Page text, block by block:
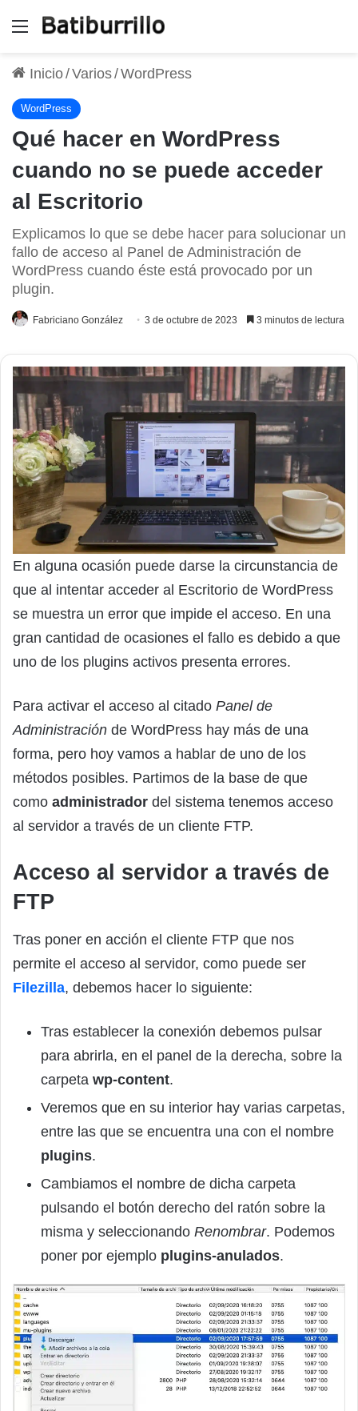
Menú
Inicio/Varios/WordPress
WordPress
Qué hacer en WordPress
cuando no se puede acceder
al Escritorio
Explicamos lo que se debe hacer para solucionar un
fallo de acceso al Panel de Administración de
WordPress cuando éste está provocado por un
plugin.
Fabriciano González 3 de octubre de 2023 3 minutos de lectura
En alguna ocasión puede darse la circunstancia de
que al intentar acceder al Escritorio de WordPress
se muestra un error que impide el acceso. En una
gran cantidad de ocasiones el fallo es debido a que
uno de los plugins activos presenta errores.
Para activar el acceso al citado Panel de
Administración de WordPress hay más de una
forma, pero hoy vamos a hablar de uno de los
métodos posibles. Partimos de la base de que
como administrador del sistema tenemos acceso
al servidor a través de un cliente FTP.
Acceso al servidor a través de
FTP
Tras poner en acción el cliente FTP que nos
permite el acceso al servidor, como puede ser
Filezilla, debemos hacer lo siguiente:
Tras establecer la conexión debemos pulsar
para abrirla, en el panel de la derecha, sobre la
carpeta wp-content.
Veremos que en su interior hay varias carpetas,
entre las que se encuentra una con el nombre
plugins.
Cambiamos el nombre de dicha carpeta
pulsando el botón derecho del ratón sobre la
misma y seleccionando Renombrar. Podemos
poner por ejemplo plugins-anulados.